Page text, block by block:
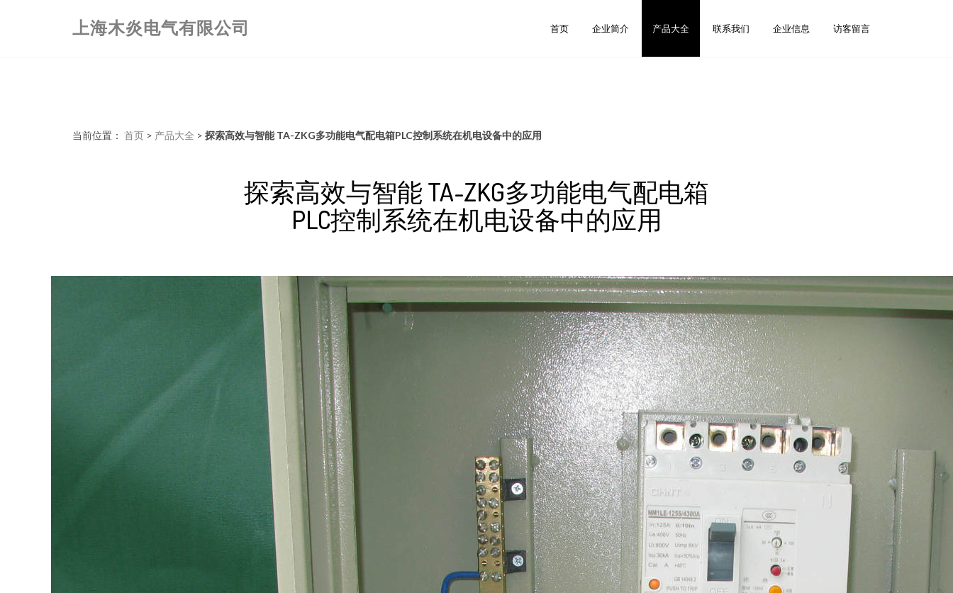
上海木炎电气有限公司 首页 企业简介 产品大全 联系我们 企业信息 访客留言
当前位置： 首页 > 产品大全 > 探索高效与智能 TA-ZKG多功能电气配电箱PLC控制系统在机电设备中的应用
探索高效与智能 TA-ZKG多功能电气配电箱
PLC控制系统在机电设备中的应用